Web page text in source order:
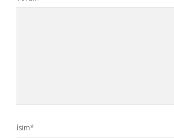
İsim*